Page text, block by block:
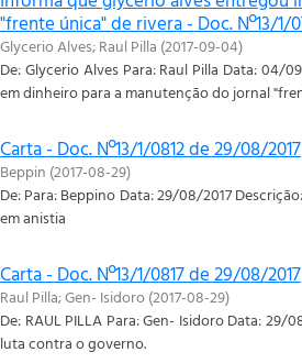
"frente única" de rivera - Doc. Nº13/1/
Glycerio Alves;Raul Pilla (2017-09-04)
De: Glycerio Alves Para: Raul Pilla Data:
em dinheiro para a manutenção do jornal
Carta - Doc. Nº13/1/0812 de 29/08/2017
Beppin (2017-08-29)
De: Para: Beppino Data: 29/08/2017
em anistia
Carta - Doc. Nº13/1/0817 de 29/08/2017
Raul Pilla;Gen- Isidoro(2017-08-29)
De: RAUL PILLA Para: Gen- Isidoro Data:
luta contra o governo.